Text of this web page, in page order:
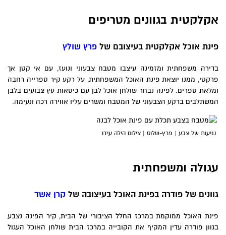
אקלקטית בגוונים מטריפים
פינת אוכל אקלקטית בעיצובם של פרץ שולץ
בדירה משפחתית ומזמינה עיצבו מטבח צבעוני ונועז, עם אי קטן אך
פרקטי, ממנו יוצאת פינת האוכל המשפחתית, על רקע קיר ספרייה רחבה
ומלאת ספרים. לפינה נבחר שולחן אוכל לבן עם כיסאות עץ צבועים בלבן
המשתלבים ברקע הצבעוני של המטבח ומשרים עליו אווירה רכה ונעימה.
נגיעות של צבע | פרץ-שלוס | צילום הילה עידו
עגולה ומשפחתית
גוונים של פודרה בפינת האוכל בעיצובה של קרן אשד
פינת האוכל ממוקמת במרכז החלל הציבורי של הבית, קיר הפינה נצבע
בגוון פודרה עדין המקיף את הקובייה במרכז הבית שולחן האוכל העגול